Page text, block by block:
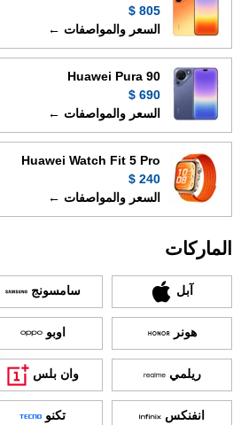
805 $
السعر والمواصفات ←
Huawei Pura 90
690 $
السعر والمواصفات ←
Huawei Watch Fit 5 Pro
240 $
السعر والمواصفات ←
الماركات
آبل سامسونج
هونر اوبو
ريلمي وان بلس
انفنكس تكنو